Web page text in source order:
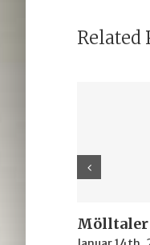
Related
Mölltaler